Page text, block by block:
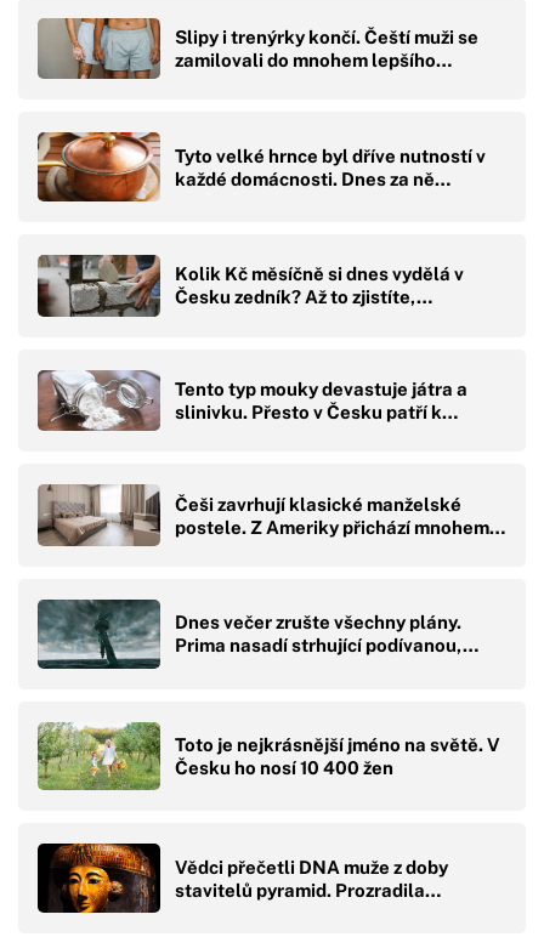
Slipy i trenýrky končí. Čeští muži se
zamilovali do mnohem lepšího…
Tyto velké hrnce byl dříve nutností v
každé domácnosti. Dnes za ně…
Kolik Kč měsíčně si dnes vydělá v
Česku zedník? Až to zjistíte,…
Tento typ mouky devastuje játra a
slinivku. Přesto v Česku patří k…
Češi zavrhují klasické manželské
postele. Z Ameriky přichází mnohem…
Dnes večer zrušte všechny plány.
Prima nasadí strhující podívanou,…
Toto je nejkrásnější jméno na světě. V
Česku ho nosí 10 400 žen
Vědci přečetli DNA muže z doby
stavitelů pyramid. Prozradila…